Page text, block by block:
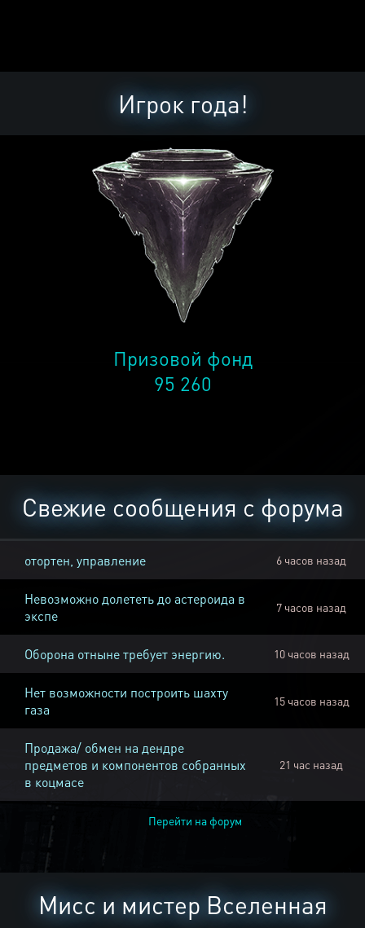
Игрок года!
Призовой фонд
95 260
Свежие сообщения с форума
отортен, управление 6 часов назад
Невозможно долететь до астероида в
экспе
7 часов назад
Оборона отныне требует энергию. 10 часов назад
Нет возможности построить шахту
газа
15 часов назад
Продажа/ обмен на дендре
предметов и компонентов собранных
в коцмасе
21 час назад
Перейти на форум
Мисс и мистер Вселенная